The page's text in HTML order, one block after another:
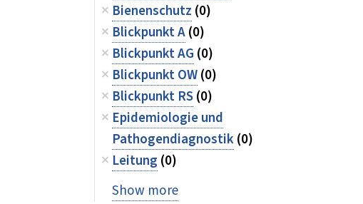
Bienenschutz (0)
Blickpunkt A(0)
Blickpunkt AG (0)
Blickpunkt OW(0)
Blickpunkt RS(0)
Epidemiologie und
Pathogendiagnostik(0)
Leitung (0)
Show more